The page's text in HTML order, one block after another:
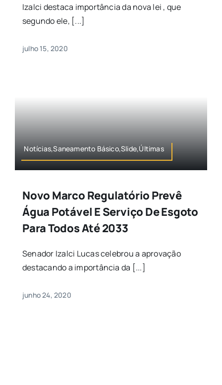
Izalci destaca importância da nova lei , que
segundo ele, [...]
julho 15, 2020
Notícias,Saneamento Básico,Slide,Últimas
Novo Marco Regulatório Prevê
Água Potável E Serviço De Esgoto
Para Todos Até 2033
Senador Izalci Lucas celebrou a aprovação
destacando a importância da [...]
junho 24, 2020